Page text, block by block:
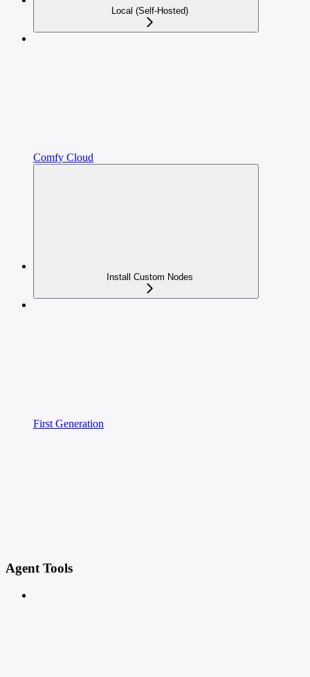
Local (Self-Hosted)
Comfy Cloud
Install Custom Nodes
First Generation
Agent Tools